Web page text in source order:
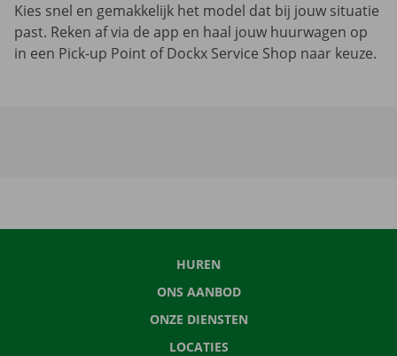
Kies snel en gemakkelijk het model dat bij jouw situatie
past. Reken af via de app en haal jouw huurwagen op
in een Pick-up Point of Dockx Service Shop naar keuze.
HUREN
ONS AANBOD
ONZE DIENSTEN
LOCATIES